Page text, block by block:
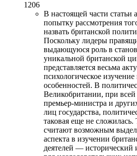
1206
В настоящей части статьи
попытку рассмотрения
назвать британской
Поскольку лидеры
выдающуюся роль в
уникальной британской
представляется весьма
психологическое
особенностей. В
Великобритании, при всей
премьер-министра и
лиц государства,
таковая еще не
считают возможным
аспекта в изучении
деятелей — исторический